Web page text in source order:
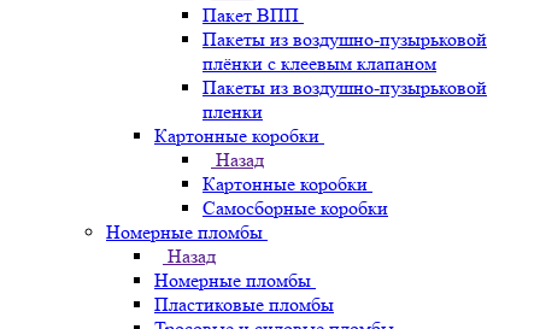
Пакет ВПП
Пакеты из воздушно-пузырьковой
плёнки с клеевым клапаном
Пакеты из воздушно-пузырьковой
пленки
Картонные коробки
Назад
Картонные коробки
Самосборные коробки
Номерные пломбы
Назад
Номерные пломбы
Пластиковые пломбы